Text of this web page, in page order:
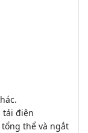
tải điện
tổng thể và ngắt